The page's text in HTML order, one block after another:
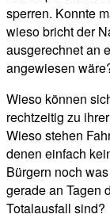
sperren. Konnte
wieso bricht der
ausgerechnet an
angewiesen
Wieso können
rechtzeitig zu
Wieso stehen
denen einfach
Bürgern noch
gerade an Tagen
Totalausfall sind?